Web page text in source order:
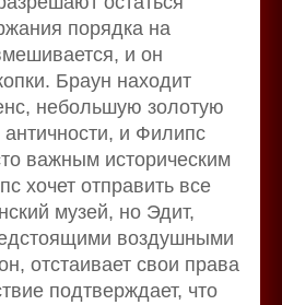
порядка на
и он
Браун находит
небольшую золотую
античности, и Филипс
важным историческим
хочет отправить все
музей, но Эдит,
воздушными
отстаивает свои права
подтверждает, что